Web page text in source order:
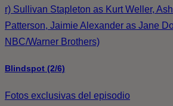
r) Sullivan Stapleton as Kurt Weller,
Patterson, Jaimie Alexander as Jane
NBC/Warner Brothers)
Blindspot (2/6)
Fotos exclusivas del episodio